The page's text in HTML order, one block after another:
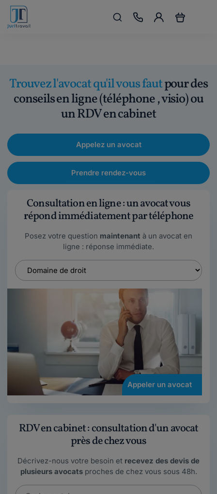
Trouvez l'avocat qu'il vous fautpour des
conseils en ligne (téléphone , visio) ou
un RDV en cabinet
Appelez un avocat
Prendre rendez-vous
Consultation en ligne : un avocat vous
répond immédiatement par téléphone
Posez votre question maintenant à un avocat en
ligne : réponse immédiate.
Appeler un avocat
RDV en cabinet : consultation d'un avocat
près de chez vous
Décrivez-nous votre besoin et recevez des devis de
plusieurs avocatsproches de chez vous sous 48h.